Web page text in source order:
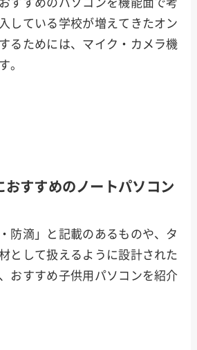
している学校が増えてきたオン
るためには、マイク・カメラ機
。
おすすめのノートパソコン
防滴」と記載のあるものや、タ
として扱えるように設計された
おすすめ子供用パソコンを紹介